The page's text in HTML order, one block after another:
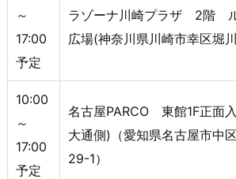
～
17:00
予定
ラゾーナ川崎プラザ 2階
広場(神奈川県川崎市幸区堀
10:00
～
17:00
予定
名古屋PARCO 東館1F正面
大通側)（愛知県名古屋市中
29-1）